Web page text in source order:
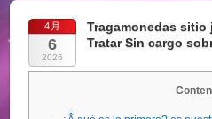
4月
6
2026
Tragamonedas sitio
Tratar Sin cargo